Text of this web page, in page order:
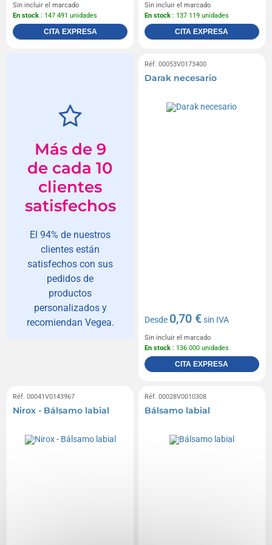
Sin incluir el marcado
En stock : 147 491 unidades
CITA EXPRESA
Sin incluir el marcado
En stock : 137 119 unidades
CITA EXPRESA
Más de 9
de cada 10
clientes
satisfechos
El 94% de nuestros
clientes están
satisfechos con sus
pedidos de
productos
personalizados y
recomiendan Vegea.
Réf. 00053V0173400
Darak necesario
Desde 0,70 €sin IVA
Sin incluir el marcado
En stock : 136 000 unidades
CITA EXPRESA
Réf. 00041V0143967
Nirox - Bálsamo labial
Réf. 00028V0010308
Bálsamo labial